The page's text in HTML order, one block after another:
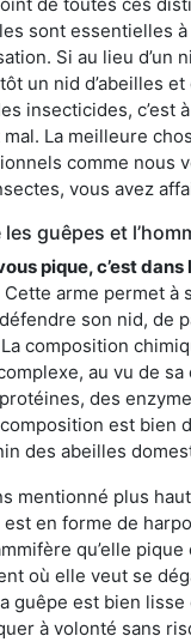
sont essentielles
Si au lieu d’un
un nid d’abeilles
insecticides, c’est
La meilleure
comme nous
vous avez
guêpes et
pique, c’est
Cette arme permet à
son nid, de
composition
au vu de sa
des
est bien
des abeilles
mentionné plus
en forme de
qu’elle
où elle veut se
guêpe est bien
à volonté sans